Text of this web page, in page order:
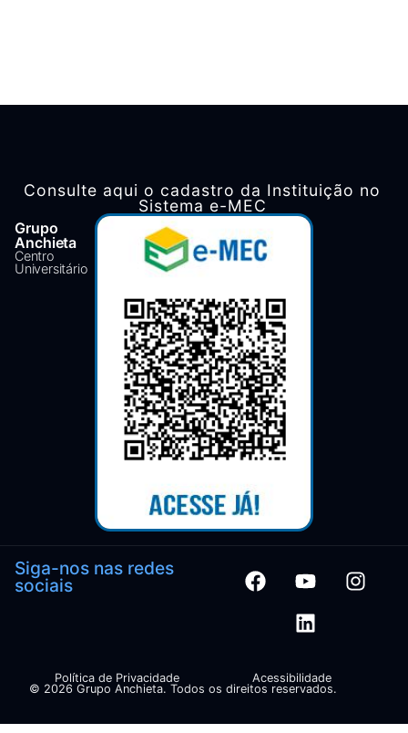
Grupo
Anchieta
Centro
Universitário
Consulte aqui o cadastro da Instituição no
Sistema e-MEC
Siga-nos nas redes
sociais
© 2026 Grupo Anchieta. Todos os direitos reservados.
Política de Privacidade Acessibilidade